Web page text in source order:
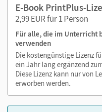
Kaleidoscope-Videos
Links zu denFollow
Word-Vorlagen)
E-Book PrintPlus-
2,99 EUR für 1 Person
Für alle, die im Unterricht
verwenden
Die kostengünstige Lizenz
ein Jahr lang ergänzend
Diese Lizenz kann nur von
erworben werden.